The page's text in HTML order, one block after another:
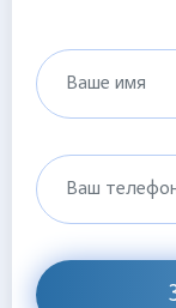
Ваше имя
Ваш